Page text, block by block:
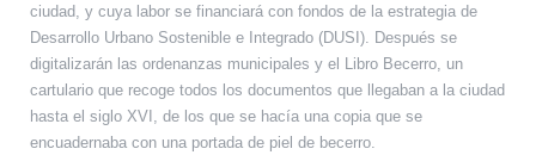
ciudad, y cuya labor se financiará con fondos de la estrategia de
Desarrollo Urbano Sostenible e Integrado (DUSI). Después se
digitalizarán las ordenanzas municipales y el Libro Becerro, un
cartulario que recoge todos los documentos que llegaban a la ciudad
hasta el siglo XVI, de los que se hacía una copia que se
encuadernaba con una portada de piel de becerro.